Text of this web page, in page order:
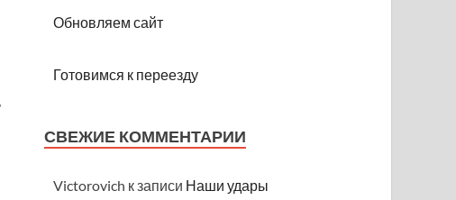
Обновляем сайт
Готовимся к переезду
СВЕЖИЕ КОММЕНТАРИИ
Victorovich к записи Наши удары